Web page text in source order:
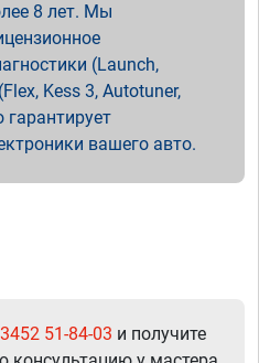
8 лет. Мы
(Launch,
Kess 3, Autotuner,
гарантирует
вашего авто.
51-84-03 и получите